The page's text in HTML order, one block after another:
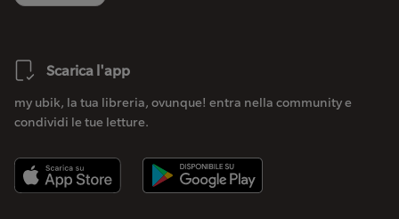
Scarica l'app
my ubik, la tua libreria, ovunque! entra nella community e
condividi le tue letture.